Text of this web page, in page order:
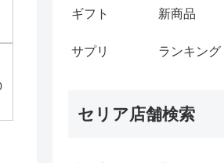
ギフト 新商品
サプリ ランキング
セリア店舗検索